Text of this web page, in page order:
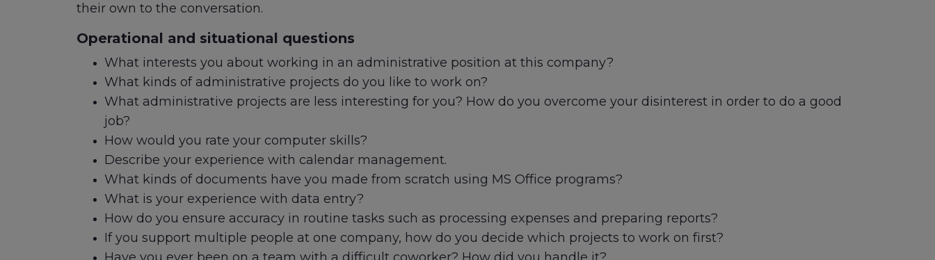
their own to the conversation.
Operational and situational questions
What interests you about working in an administrative position at this company?
What kinds of administrative projects do you like to work on?
What administrative projects are less interesting for you? How do you overcome your disinterest in order to do a good
job?
How would you rate your computer skills?
Describe your experience with calendar management.
What kinds of documents have you made from scratch using MS Office programs?
What is your experience with data entry?
How do you ensure accuracy in routine tasks such as processing expenses and preparing reports?
If you support multiple people at one company, how do you decide which projects to work on first?